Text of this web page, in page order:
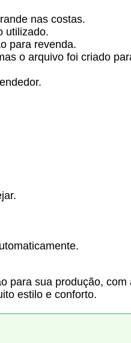
nas costas.
utilizado.
para revenda.
o arquivo foi criado
para sua produção, com
estilo e conforto.